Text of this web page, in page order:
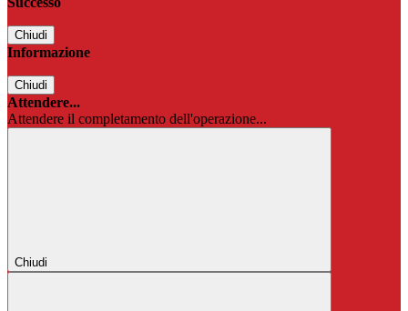
Chiudi
Informazione
Chiudi
Attendere...
Attendere il completamento dell'operazione...
Chiudi